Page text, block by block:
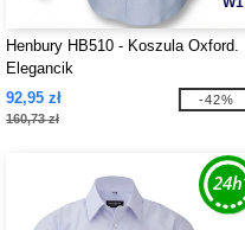
Henbury HB510 - Koszula Oxford.
Elegancik
92,95 zł
160,73 zł
-42%